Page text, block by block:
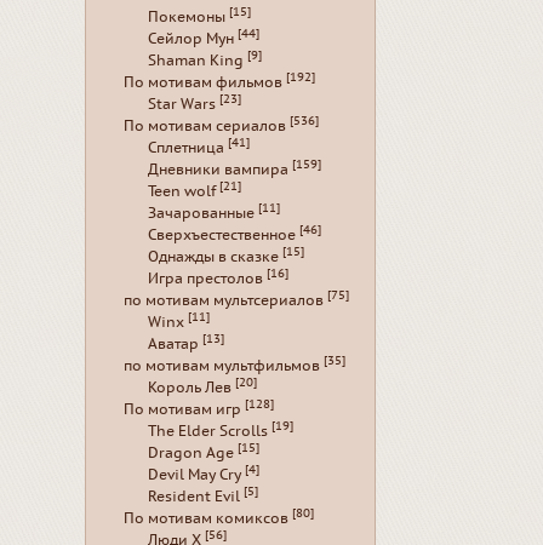
Покемоны [15]
Сейлор Мун [44]
Shaman King [9]
По мотивам фильмов [192]
Star Wars [23]
По мотивам сериалов [536]
Сплетница [41]
Дневники вампира [159]
Teen wolf [21]
Зачарованные [11]
Сверхъестественное [46]
Однажды в сказке [15]
Игра престолов [16]
по мотивам мультсериалов [75]
Winx [11]
Аватар [13]
по мотивам мультфильмов [35]
Король Лев [20]
По мотивам игр [128]
The Elder Scrolls [19]
Dragon Age [15]
Devil May Cry [4]
Resident Evil [5]
По мотивам комиксов [80]
Люди Х [56]